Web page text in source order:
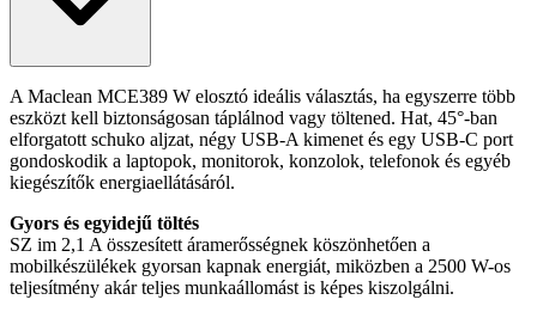
A Maclean MCE389 W elosztó ideális választás, ha egyszerre több
eszközt kell biztonságosan táplálnod vagy töltened. Hat, 45°-ban
elforgatott schuko aljzat, négy USB-A kimenet és egy USB-C port
gondoskodik a laptopok, monitorok, konzolok, telefonok és egyéb
kiegészítők energiaellátásáról.
Gyors és egyidejű töltés
SZ im 2,1 A összesített áramerősségnek köszönhetően a
mobilkészülékek gyorsan kapnak energiát, miközben a 2500 W-os
teljesítmény akár teljes munkaállomást is képes kiszolgálni.